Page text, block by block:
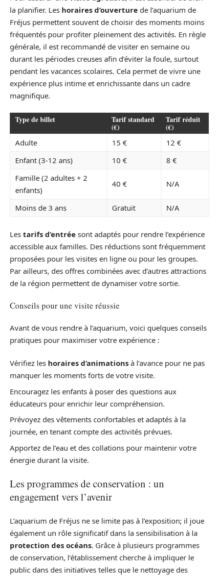
la planifier. Les horaires d’ouverture de l’aquarium de
Fréjus permettent souvent de choisir des moments moins
fréquentés pour profiter pleinement des activités. En règle
générale, il est recommandé de visiter en semaine ou
durant les périodes creuses afin d’éviter la foule, surtout
pendant les vacances scolaires. Cela permet de vivre une
expérience plus intime et enrichissante dans un cadre
magnifique.
Type de billet Tarif standard
(€)
Tarif réduit
(€)
Adulte 15 €
12 €
Enfant (3-12 ans)
10 €
8 €
Famille (2 adultes + 2
enfants)
40 € N/A
Moins de 3 ans Gratuit N/A
Les tarifs d’entrée sont adaptés pour rendre l’expérience
accessible aux familles. Des réductions sont fréquemment
proposées pour les visites en ligne ou pour les groupes.
Par ailleurs, des offres combinées avec d’autres attractions
de la région permettent de dynamiser votre sortie.
Conseils pour une visite réussie
Avant de vous rendre à l’aquarium, voici quelques conseils
pratiques pour maximiser votre expérience :
Vérifiez les horaires d’animations à l’avance pour ne pas
manquer les moments forts de votre visite.
Encouragez les enfants à poser des questions aux
éducateurs pour enrichir leur compréhension.
Prévoyez des vêtements confortables et adaptés à la
journée, en tenant compte des activités prévues.
Apportez de l’eau et des collations pour maintenir votre
énergie durant la visite.
Les programmes de conservation : un
engagement vers l’avenir
L’aquarium de Fréjus ne se limite pas à l’exposition; il joue
également un rôle significatif dans la sensibilisation à la
protection des océans. Grâce à plusieurs programmes
de conservation, l’établissement cherche à impliquer le
public dans des initiatives telles que le nettoyage des